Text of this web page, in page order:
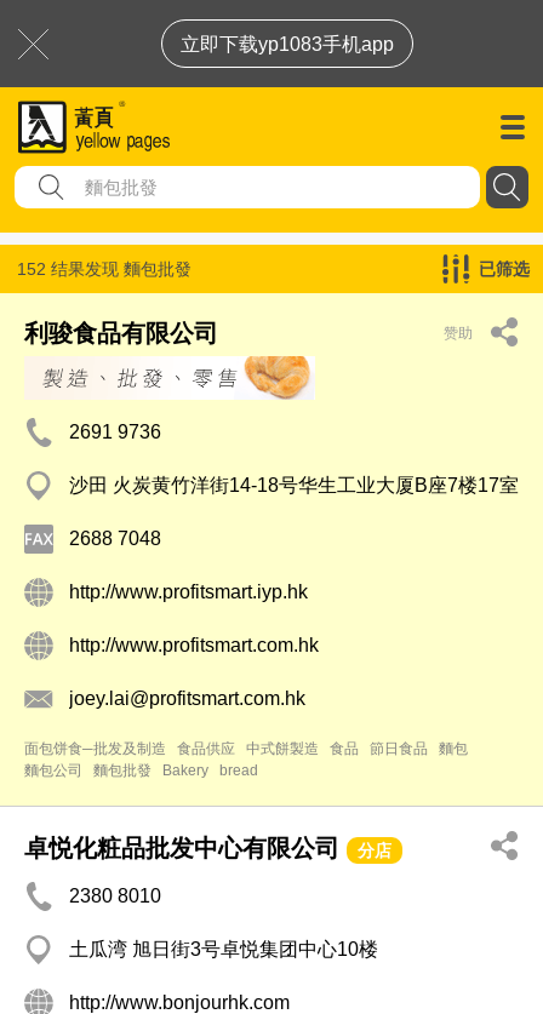
立即下载yp1083手机app
152 结果发现 麵包批發 已筛选
利骏食品有限公司 赞助
2691 9736
沙田 火炭黄竹洋街14-18号华生工业大厦B座7楼17室
2688 7048
http://www.profitsmart.iyp.hk
http://www.profitsmart.com.hk
joey.lai@profitsmart.com.hk
面包饼食─批发及制造 食品供应 中式餅製造 食品 節日食品
麵包
麵包公司
麵包批發 Bakery bread
卓悦化粧品批发中心有限公司 分店
2380 8010
土瓜湾 旭日街3号卓悦集团中心10楼
http://www.bonjourhk.com